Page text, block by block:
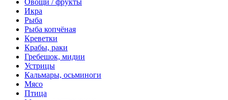
Икра
Рыба
Рыба копчёная
Креветки
Крабы, раки
Гребешок, мидии
Устрицы
Кальмары, осьминоги
Мясо
Птица